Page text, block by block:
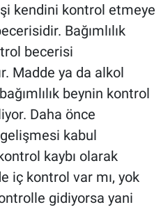
kendini kontrol etmeye
Bağımlılık
becerisi
Madde ya da alkol
beynin kontrol
Daha önce
kabul
kaybı olarak
iç kontrol var mı, yok
gidiyorsa yani